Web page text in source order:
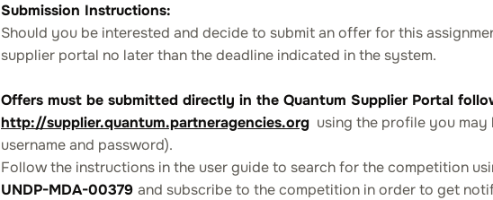
Submission Instructions:
Should you be interested and decide to submit an offer for this
supplier portal no later than the deadline indicated in the system.
Offers must be submitted directly in the Quantum Supplier Portal
http://supplier.quantum.partneragencies.org using the profile you
username and password).
Follow the instructions in the user guide to search for the competition
UNDP-MDA-00379 and subscribe to the competition in order to get